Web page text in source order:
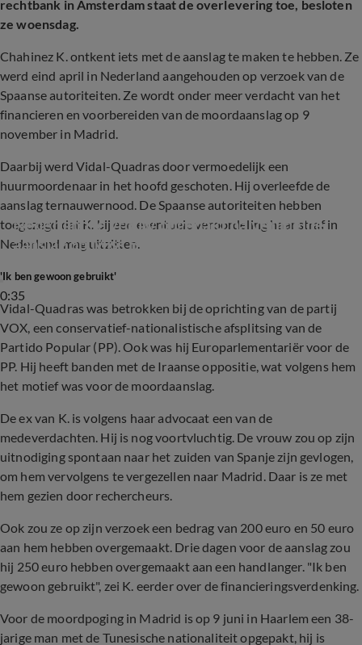
rechtbank in Amsterdam staat de overlevering toe, besloten
ze woensdag.
Chahinez K. ontkent iets met de aanslag te maken te hebben. Ze
werd eind april in Nederland aangehouden op verzoek van de
Spaanse autoriteiten. Ze wordt onder meer verdacht van het
financieren en voorbereiden van de moordaanslag op 9
november in Madrid.
Daarbij werd Vidal-Quadras door vermoedelijk een
huurmoordenaar in het hoofd geschoten. Hij overleefde de
aanslag ternauwernood. De Spaanse autoriteiten hebben
toegezegd dat K. bij een eventuele veroordeling haar straf in
Nederland mag uitzitten.
0:35
Nederlandse vrouw opgepakt na verijdelde
aanslag op Miss België
'Ik ben gewoon gebruikt'
Vidal-Quadras was betrokken bij de oprichting van de partij
VOX, een conservatief-nationalistische afsplitsing van de
Partido Popular (PP). Ook was hij Europarlementariër voor de
PP. Hij heeft banden met de Iraanse oppositie, wat volgens hem
het motief was voor de moordaanslag.
De ex van K. is volgens haar advocaat een van de
medeverdachten. Hij is nog voortvluchtig. De vrouw zou op zijn
uitnodiging spontaan naar het zuiden van Spanje zijn gevlogen,
om hem vervolgens te vergezellen naar Madrid. Daar is ze met
hem gezien door rechercheurs.
Ook zou ze op zijn verzoek een bedrag van 200 euro en 50 euro
aan hem hebben overgemaakt. Drie dagen voor de aanslag zou
hij 250 euro hebben overgemaakt aan een handlanger. "Ik ben
gewoon gebruikt", zei K. eerder over de financieringsverdenking.
Voor de moordpoging in Madrid is op 9 juni in Haarlem een 38-
jarige man met de Tunesische nationaliteit opgepakt, hij is